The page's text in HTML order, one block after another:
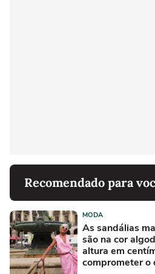
Recomendado para
MODA
As sandálias
são na cor
altura em
comprometer o